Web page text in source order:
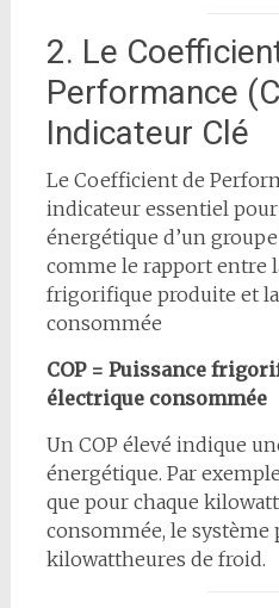
2. Le
Performance
Indicateur Clé
Le Coefficient de
indicateur essentiel
énergétique d’un
comme le rapport entre
frigorifique produite et
consommée
COP = Puissance
électrique consommée
Un COP élevé indique
énergétique. Par
que pour chaque
consommée, le système
kilowattheures de froid.